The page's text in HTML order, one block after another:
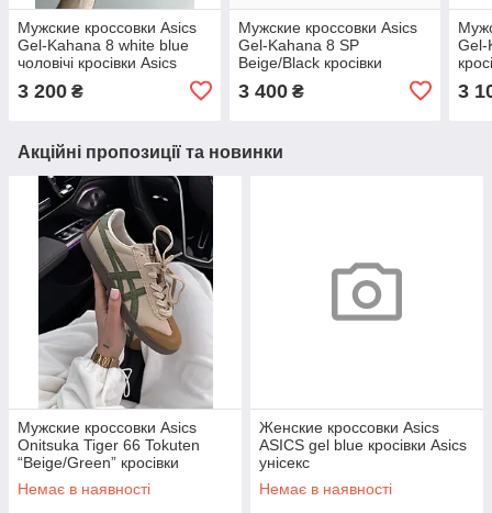
Мужские кроссовки Asics
Gel-Kahana 8 white blue
чоловічі кросівки Asics
3 200 ₴
Мужские кроссовки Asics
Gel-Kahana 8 SP
Beige/Black кросівки
3 400₴
Gel-
3
Акційні пропозиції та новинки
Мужские кроссовки Asics
Onitsuka Tiger 66 Tokuten
“Beige/Green” кросівки
чоловічі Asics
Немає в наявності
Женские кроссовки Asics
ASICS gel blue кросівки Asics
унісекс
Немає в наявності